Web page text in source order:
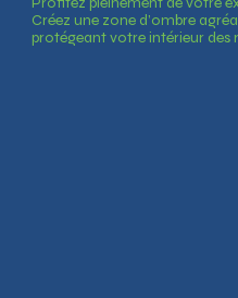
Créez une zone d’ombre
protégeant votre intérieur des